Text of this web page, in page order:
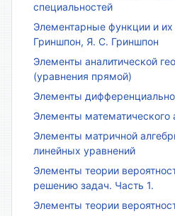
специальностей
Элементарные функции и
Гриншпон, Я. С. Гриншпон
Элементы аналитической
(уравнения прямой)
Элементы
Элементы математического
Элементы матричной
линейных уравнений
Элементы теории
решению задач. Часть 1.
Элементы теории